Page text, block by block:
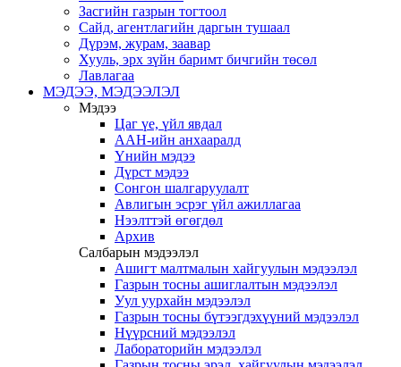
Засгийн газрын тогтоол
Сайд, агентлагийн даргын тушаал
Дүрэм, журам, заавар
Хууль, эрх зүйн баримт бичгийн төсөл
Лавлагаа
МЭДЭЭ, МЭДЭЭЛЭЛ
Мэдээ
Цаг үе, үйл явдал
ААН-ийн анхааралд
Үнийн мэдээ
Дүрст мэдээ
Сонгон шалгаруулалт
Авлигын эсрэг үйл ажиллагаа
Нээлттэй өгөгдөл
Архив
Салбарын мэдээлэл
Ашигт малтмалын хайгуулын мэдээлэл
Газрын тосны ашиглалтын мэдээлэл
Уул уурхайн мэдээлэл
Газрын тосны бүтээгдэхүүний мэдээлэл
Нүүрсний мэдээлэл
Лабораторийн мэдээлэл